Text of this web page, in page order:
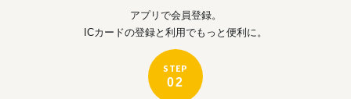
アプリで会員登録。
ICカードの登録と利用でもっと便利に。
STEP
02